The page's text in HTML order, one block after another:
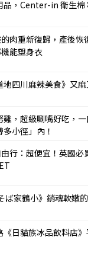
品，Center-in 衛生棉
肉重新復歸，產後恢
能塑身衣
四川麻辣美食》又
，超級唰嘴好吃，
小徑」內！
行：超便宜！英國必
ば家鶴小》銷魂軟嫩
日貓族冰品飲料店